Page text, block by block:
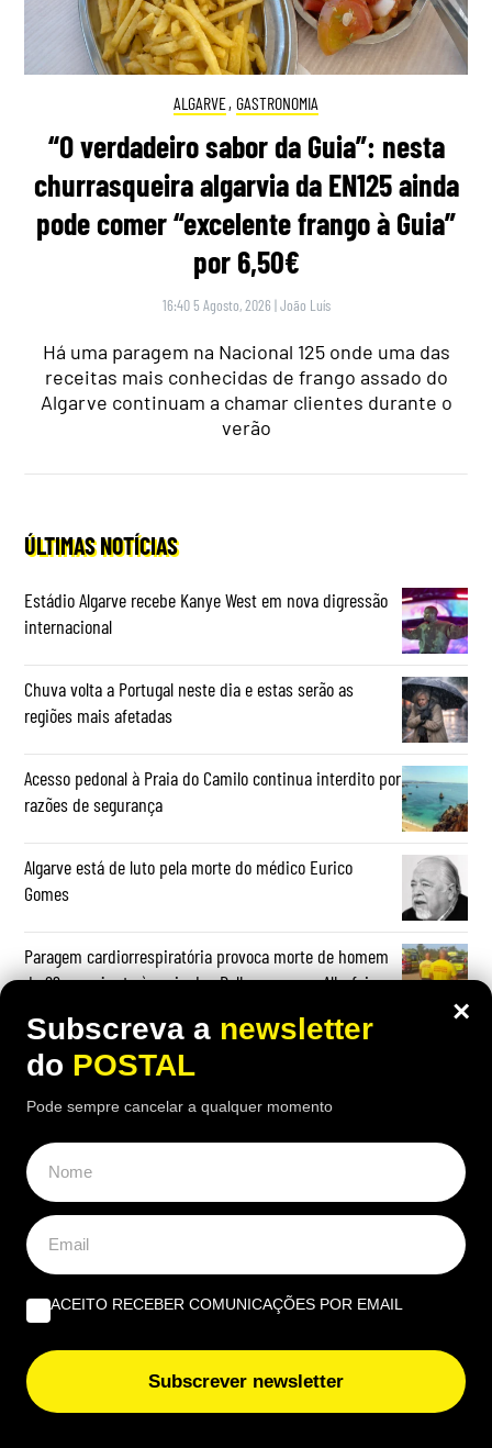
ALGARVE, GASTRONOMIA
“O verdadeiro sabor da Guia”: nesta
churrasqueira algarvia da EN125 ainda
pode comer “excelente frango à Guia”
por 6,50€
16:40 5 Agosto, 2026 |João Luís
Há uma paragem na Nacional 125 onde uma das
receitas mais conhecidas de frango assado do
Algarve continuam a chamar clientes durante o
verão
ÚLTIMAS NOTÍCIAS
Estádio Algarve recebe Kanye West em nova digressão
internacional
Chuva volta a Portugal neste dia e estas serão as
regiões mais afetadas
Acesso pedonal à Praia do Camilo continua interdito por
razões de segurança
Algarve está de luto pela morte do médico Eurico
Gomes
Paragem cardiorrespiratória provoca morte de homem
de 29 anos junto à praia das Belharucas em Albufeira
Sal C – O tesouro escondido | Por Maria João Neves
Beatriz Garcia, 40 Anos de ECoCs, a família Ecoc e a
Next Culture | Por João Palmeiro
A Estrela da Manhã – nova saga do norueguês Karl Ove
Knausgard | Por Paulo Serra
×
Subscreva a newsletter
do POSTAL
Pode sempre cancelar a qualquer momento
ACEITO RECEBER COMUNICAÇÕES POR EMAIL
Subscrever newsletter